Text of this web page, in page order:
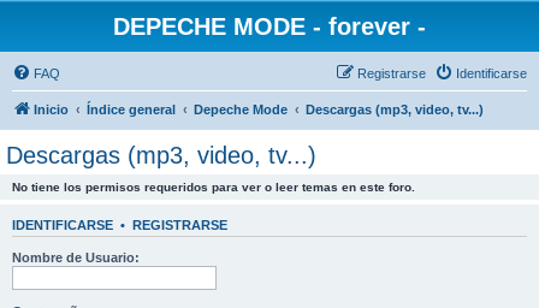
DEPECHE MODE - forever -
FAQ Identificarse
Registrarse
Inicio Índice general Depeche Mode Descargas (mp3, video, tv...)
Descargas (mp3, video, tv...)
No tiene los permisos requeridos para ver o leer temas en este foro.
IDENTIFICARSE • REGISTRARSE
Nombre de Usuario: